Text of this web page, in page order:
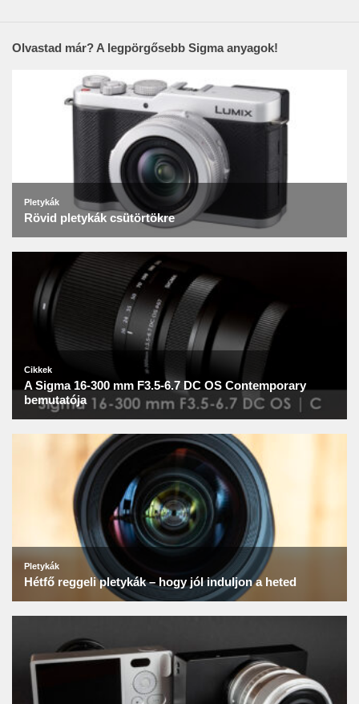
Olvastad már? A legpörgősebb Sigma anyagok!